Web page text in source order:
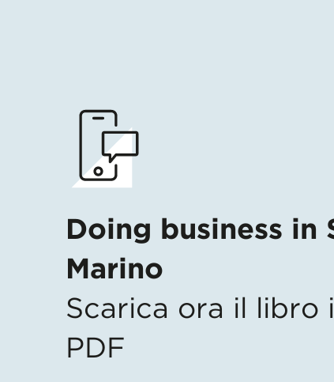
Doing business in
Marino
Scarica ora il libro
PDF